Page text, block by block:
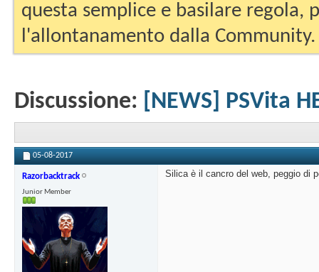
questa semplice e basilare regola,
l'allontanamento dalla Community.
Discussione: [NEWS] PSVita
05-08-2017
Razorbacktrack
Junior Member
Silica è il cancro del web, peggio di